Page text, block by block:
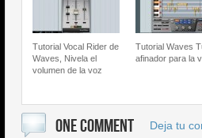
Tutorial Vocal Rider de
Waves, Nivela el
volumen de la voz
Tutorial Waves
afinador para la
ONE COMMENT Deja tu